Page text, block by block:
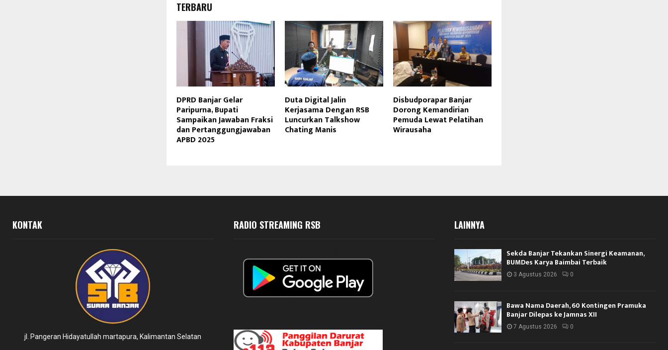
TERBARU
DPRD Banjar Gelar
Paripurna, Bupati
Sampaikan Jawaban Fraksi
dan Pertanggungjawaban
APBD 2025
Duta Digital Jalin
Kerjasama Dengan RSB
Luncurkan Talkshow
Chating Manis
Disbudporapar Banjar
Dorong Kemandirian
Pemuda Lewat Pelatihan
Wirausaha
KONTAK
jl. Pangeran Hidayatullah martapura, Kalimantan Selatan
RADIO STREAMING RSB LAINNYA
Sekda Banjar Tekankan Sinergi Keamanan,
BUMDes Karya Baimbai Terbaik
3 Agustus 2026 0
Bawa Nama Daerah, 60 Kontingen Pramuka
Banjar Dilepas ke Jamnas XII
7 Agustus 2026 0